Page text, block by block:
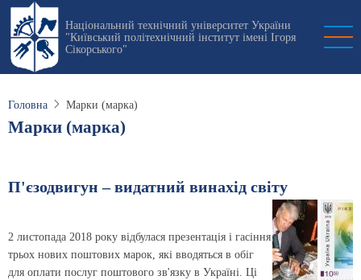
Перейти
основного
вмісту
Національний технічний університет України
"Київський політехнічний інститут імені Ігоря
Сікорського"
Головна Марки (марка)
Марки (марка)
П'єзодвигун – видатний винахід світу
2 листопада 2018 року відбулася презентація і гасіння
трьох нових поштових марок, які вводяться в обіг
для оплати послуг поштового зв'язку в Україні. Ці